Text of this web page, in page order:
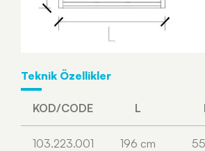
Teknik Özellikler
KOD/CODE L
103.223.001 196 cm